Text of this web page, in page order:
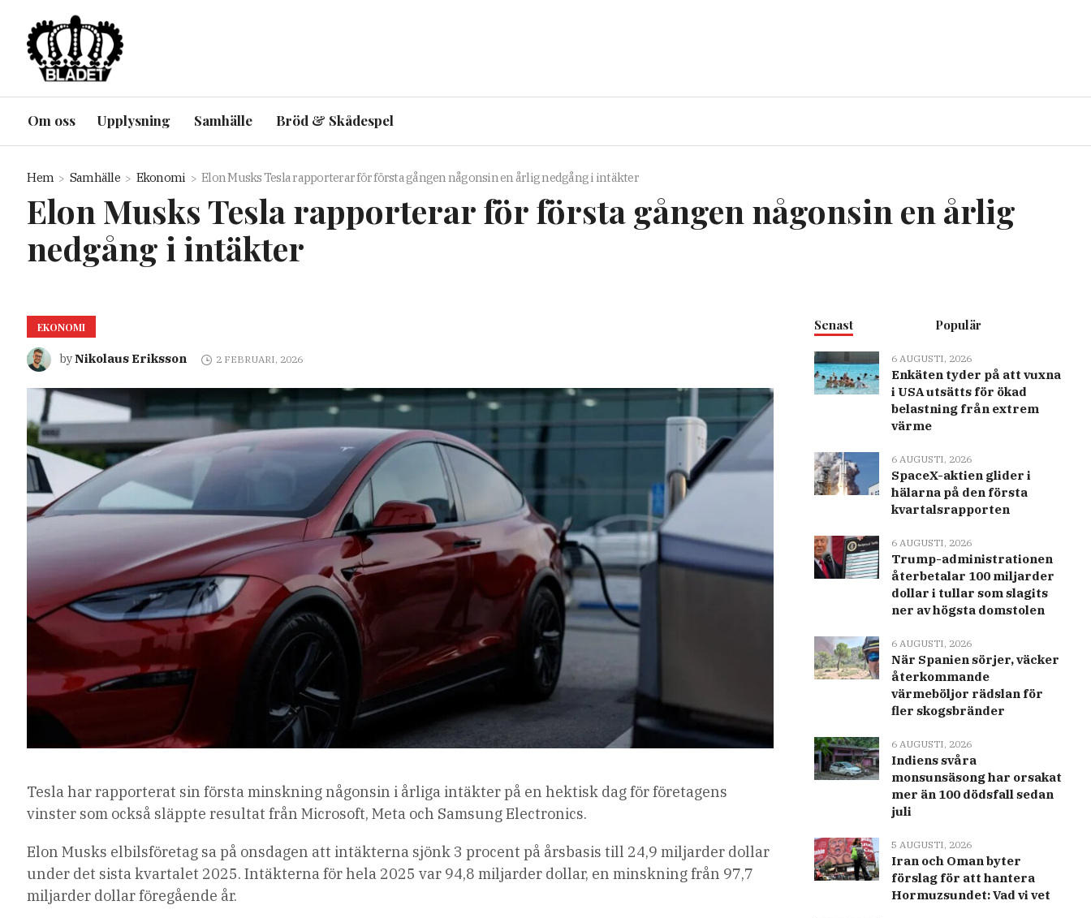
Om oss Upplysning Samhälle Bröd & Skådespel
Hem Samhälle Ekonomi Elon Musks Tesla rapporterar för första gången någonsin en årlig nedgång i intäkter
Elon Musks Tesla rapporterar för första gången någonsin en årlig
nedgång i intäkter
EKONOMI
byNikolaus Eriksson 2 FEBRUARI, 2026
Tesla har rapporterat sin första minskning någonsin i årliga intäkter på en hektisk dag för företagens
vinster som också släppte resultat från Microsoft, Meta och Samsung Electronics.
Elon Musks elbilsföretag sa på onsdagen att intäkterna sjönk 3 procent på årsbasis till 24,9 miljarder dollar
under det sista kvartalet 2025. Intäkterna för hela 2025 var 94,8 miljarder dollar, en minskning från 97,7
miljarder dollar föregående år.
Senast Populär
6 AUGUSTI, 2026
Enkäten tyder på att vuxna
i USA utsätts för ökad
belastning från extrem
värme
6 AUGUSTI, 2026
SpaceX-aktien glider i
hälarna på den första
kvartalsrapporten
6 AUGUSTI, 2026
Trump-administrationen
återbetalar 100 miljarder
dollar i tullar som slagits
ner av högsta domstolen
6 AUGUSTI, 2026
När Spanien sörjer, väcker
återkommande
värmeböljor rädslan för
fler skogsbränder
6 AUGUSTI, 2026
Indiens svåra
monsunsäsong har orsakat
mer än 100 dödsfall sedan
juli
5 AUGUSTI, 2026
Iran och Oman byter
förslag för att hantera
Hormuzsundet: Vad vi vet